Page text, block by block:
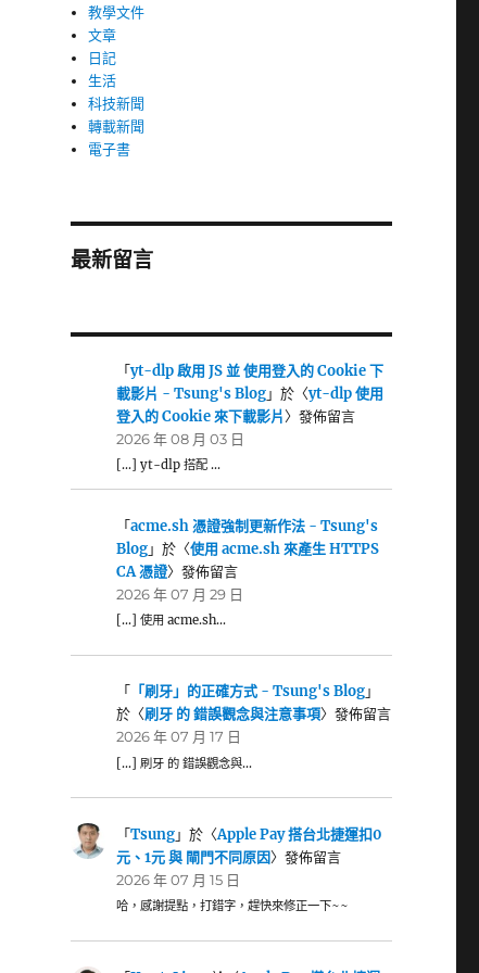
教學文件
文章
日記
生活
科技新聞
轉載新聞
電子書
最新留言
「yt-dlp 啟用 JS 並 使用登入的 Cookie 下
載影片 - Tsung's Blog」於〈yt-dlp 使用
登入的 Cookie 來下載影片〉發佈留言
2026 年 08 月 03 日
[…] yt-dlp 搭配 …
「acme.sh 憑證強制更新作法 - Tsung's
Blog」於〈使用 acme.sh 來產生 HTTPS
CA 憑證〉發佈留言
2026 年 07 月 29 日
[…] 使用 acme.sh…
「 「刷牙」的正確方式 - Tsung's Blog」
於〈刷牙 的 錯誤觀念與注意事項〉發佈留言
2026 年 07 月 17 日
[…] 刷牙 的 錯誤觀念與…
「Tsung」於〈Apple Pay 搭台北捷運扣0
元、1元 與 閘門不同原因〉發佈留言
2026 年 07 月 15 日
哈，感謝提點，打錯字，趕快來修正一下~~